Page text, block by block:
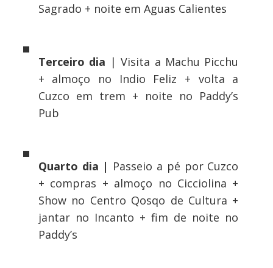
Sagrado + noite em Aguas Calientes
Terceiro dia | Visita a Machu Picchu
+ almoço no Indio Feliz + volta a
Cuzco em trem + noite no Paddy’s
Pub
Quarto dia | Passeio a pé por Cuzco
+ compras + almoço no Cicciolina +
Show no Centro Qosqo de Cultura +
jantar no Incanto + fim de noite no
Paddy’s